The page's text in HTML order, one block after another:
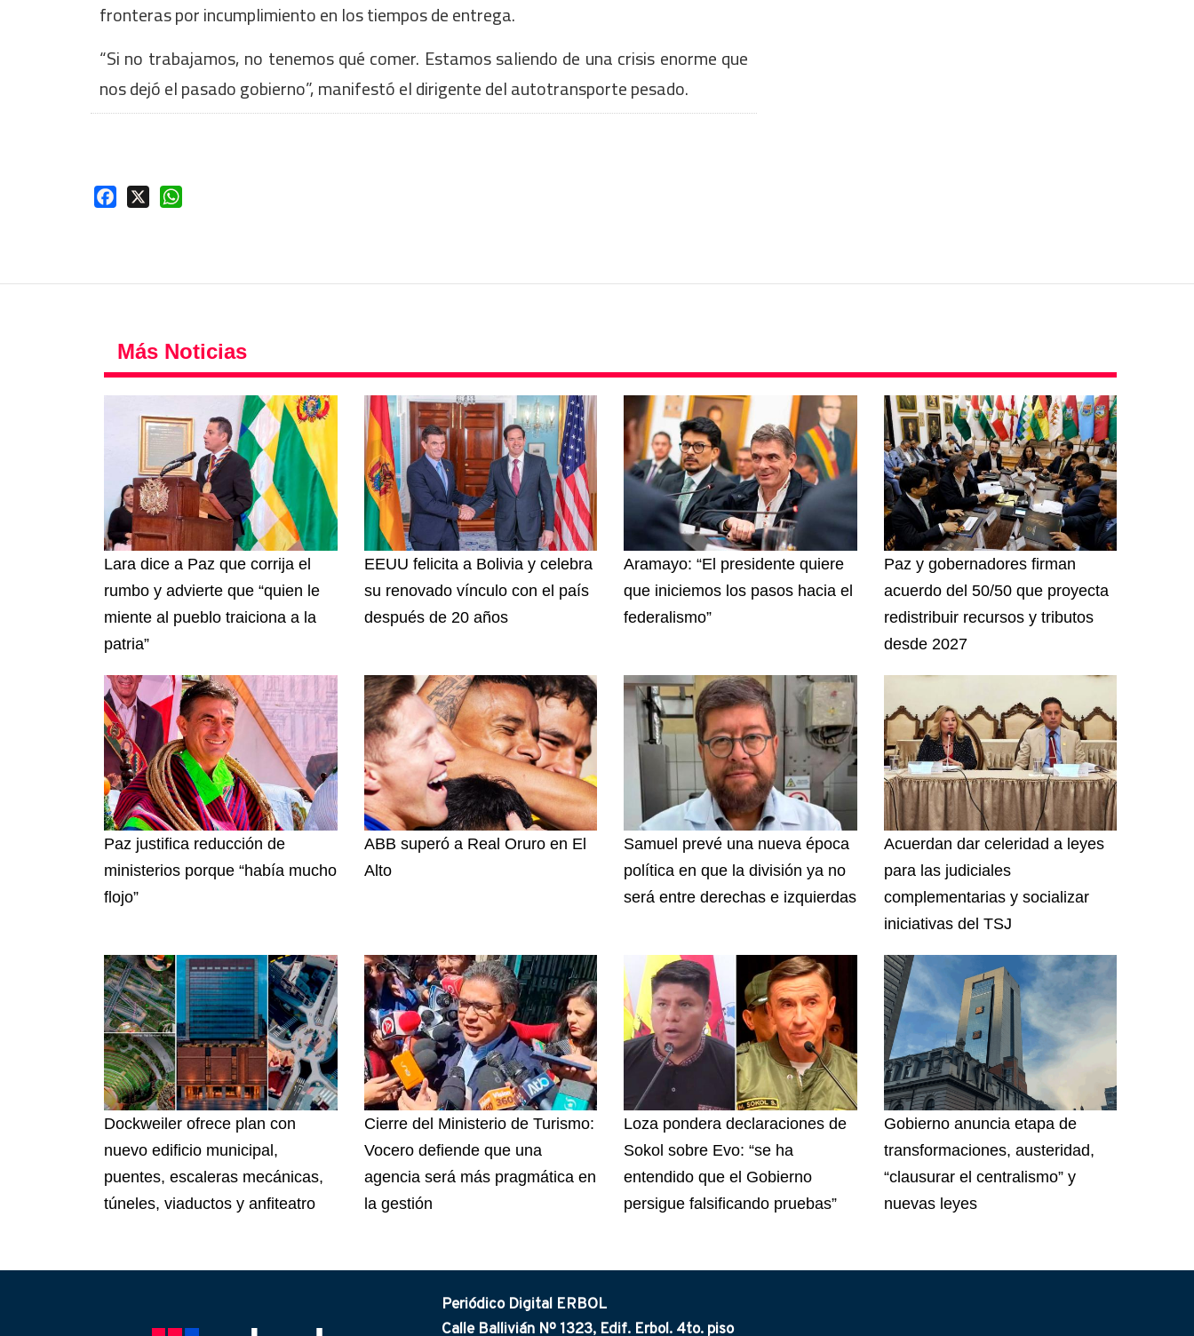
fronteras por incumplimiento en los tiempos de entrega.
“Si no trabajamos, no tenemos qué comer. Estamos saliendo de una crisis enorme que
nos dejó el pasado gobierno”, manifestó el dirigente del autotransporte pesado.
Facebook
Más Noticias
Lara dice a Paz que corrija el
rumbo y advierte que “quien le
miente al pueblo traiciona a la
patria”
EEUU felicita a Bolivia y celebra
su renovado vínculo con el país
después de 20 años
Aramayo: “El presidente quiere
que iniciemos los pasos hacia el
federalismo”
Paz y gobernadores firman
acuerdo del 50/50 que proyecta
redistribuir recursos y tributos
desde 2027
Paz justifica reducción de
ministerios porque “había mucho
flojo”
ABB superó a Real Oruro en El
Alto
Samuel prevé una nueva época
política en que la división ya no
será entre derechas e izquierdas
Acuerdan dar celeridad a leyes
para las judiciales
complementarias y socializar
iniciativas del TSJ
Dockweiler ofrece plan con
nuevo edificio municipal,
puentes, escaleras mecánicas,
túneles, viaductos y anfiteatro
Cierre del Ministerio de Turismo:
Vocero defiende que una
agencia será más pragmática en
la gestión
Loza pondera declaraciones de
Sokol sobre Evo: “se ha
entendido que el Gobierno
persigue falsificando pruebas”
Gobierno anuncia etapa de
transformaciones, austeridad,
“clausurar el centralismo” y
nuevas leyes
Periódico Digital ERBOL
Calle Ballivián Nº 1323, Edif. Erbol. 4to. piso